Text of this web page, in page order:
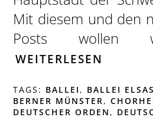
Mit diesem und den
Posts wollen
WEITERLESEN
TAGS: BALLEI , BALLEI
BERNER MÜNSTER,
DEUTSCHER ORDEN ,